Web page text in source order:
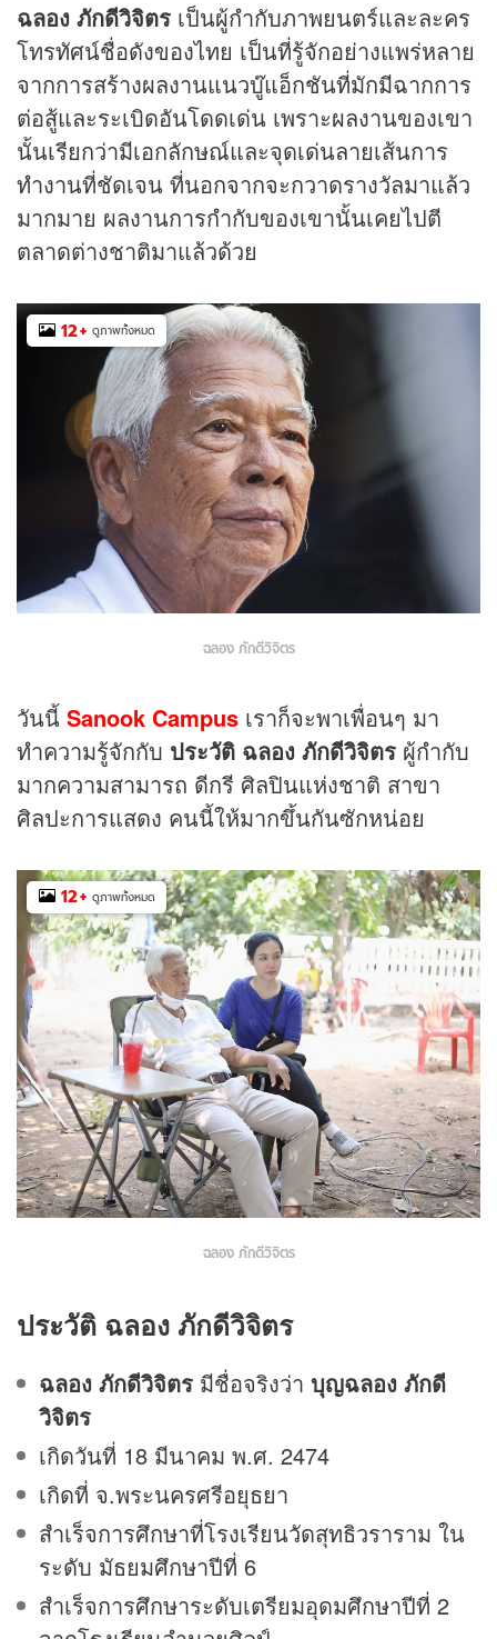
ฉลอง ภักดีวิจิตร เป็นผู้กำกับภาพยนตร์และละคร
โทรทัศน์ชื่อดังของไทย เป็นที่รู้จักอย่างแพร่หลาย
จากการสร้างผลงานแนวบู๊แอ็กชันที่มักมีฉากการ
ต่อสู้และระเบิดอันโดดเด่น เพราะผลงานของเขา
นั้นเรียกว่ามีเอกลักษณ์และจุดเด่นลายเส้นการ
ทำงานที่ชัดเจน ที่นอกจากจะกวาดรางวัลมาแล้ว
มากมาย ผลงานการกำกับของเขานั้นเคยไปตี
ตลาดต่างชาติมาแล้วด้วย
12+ ดูภาพทั้งหมด
ฉลอง ภักดีวิจิตร
วันนี้ Sanook Campus เราก็จะพาเพื่อนๆ มา
ทำความรู้จักกับ ประวัติ ฉลอง ภักดีวิจิตร ผู้กำกับ
มากความสามารถ ดีกรี ศิลปินแห่งชาติ สาขา
ศิลปะการแสดง คนนี้ให้มากขึ้นกันซักหน่อย
12+ ดูภาพทั้งหมด
ฉลอง ภักดีวิจิตร
ประวัติ ฉลอง ภักดีวิจิตร
ฉลอง ภักดีวิจิตร มีชื่อจริงว่า บุญฉลอง ภักดี
วิจิตร
เกิดวันที่ 18 มีนาคม พ.ศ. 2474
เกิดที่ จ.พระนครศรีอยุธยา
สำเร็จการศึกษาที่โรงเรียนวัดสุทธิวราราม ใน
ระดับ มัธยมศึกษาปีที่ 6
สำเร็จการศึกษาระดับเตรียมอุดมศึกษาปีที่ 2